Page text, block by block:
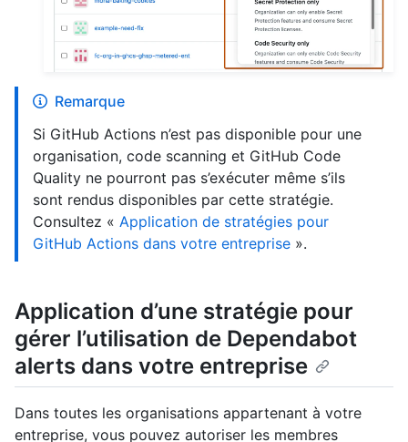
Remarque
Si GitHub Actions n’est pas disponible pour une
organisation, code scanning et GitHub Code
Quality ne pourront pas s’exécuter même s’ils
sont rendus disponibles par cette stratégie.
Consultez « Application de stratégies pour
GitHub Actions dans votre entreprise ».
Application d’une stratégie pour
gérer l’utilisation de Dependabot
alerts dans votre entreprise
Dans toutes les organisations appartenant à votre
entreprise, vous pouvez autoriser les membres